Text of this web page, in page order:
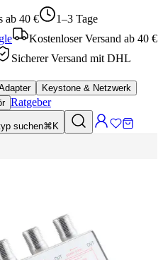
ab 40 €
1–3 Tage
Kostenloser Versand ab 40 €
Sicherer Versand mit DHL
Keystone & Netzwerk
Ratgeber
suchen⌘K